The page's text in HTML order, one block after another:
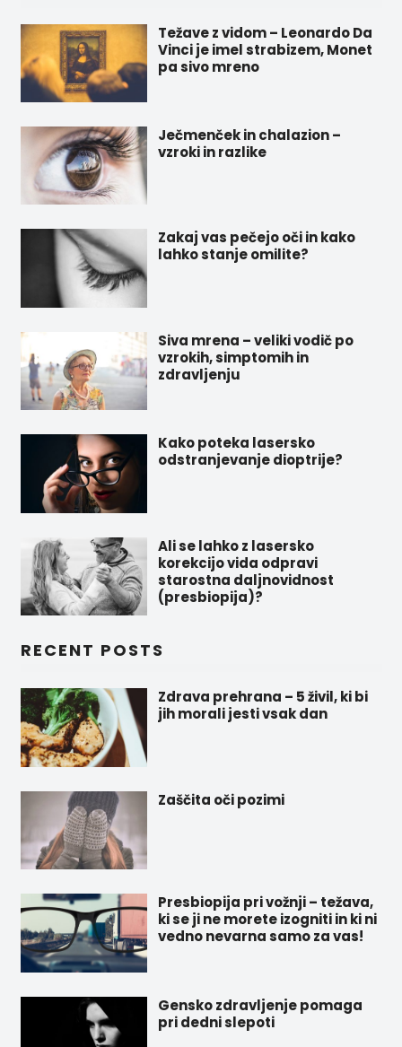
Težave z vidom – Leonardo Da
Vinci je imel strabizem, Monet
pa sivo mreno
Ječmenček in chalazion –
vzroki in razlike
Zakaj vas pečejo oči in kako
lahko stanje omilite?
Siva mrena – veliki vodič po
vzrokih, simptomih in
zdravljenju
Kako poteka lasersko
odstranjevanje dioptrije?
Ali se lahko z lasersko
korekcijo vida odpravi
starostna daljnovidnost
(presbiopija)?
RECENT POSTS
Zdrava prehrana – 5 živil, ki bi
jih morali jesti vsak dan
Zaščita oči pozimi
Presbiopija pri vožnji – težava,
ki se ji ne morete izogniti in ki ni
vedno nevarna samo za vas!
Gensko zdravljenje pomaga
pri dedni slepoti